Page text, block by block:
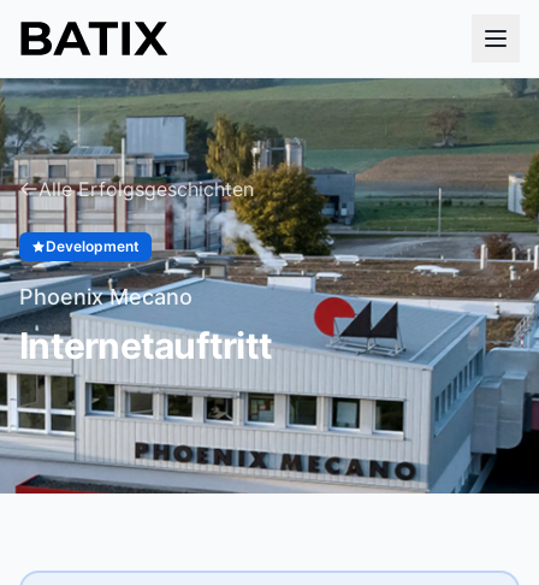
Alle Erfolgsgeschichten
Development
Phoenix Mecano
Internetauftritt